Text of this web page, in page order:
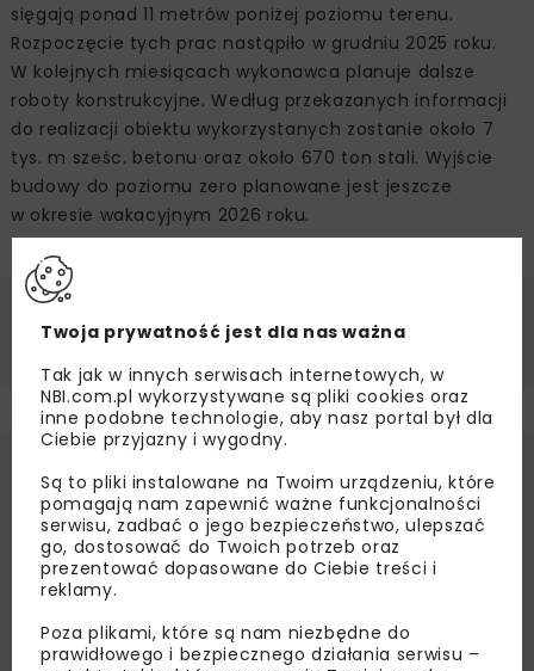
sięgają ponad 11 metrów poniżej poziomu terenu.
Rozpoczęcie tych prac nastąpiło w grudniu 2025 roku.
W kolejnych miesiącach wykonawca planuje dalsze
roboty konstrukcyjne. Według przekazanych informacji
do realizacji obiektu wykorzystanych zostanie około 7
tys. m sześc. betonu oraz około 670 ton stali. Wyjście
budowy do poziomu zero planowane jest jeszcze
w okresie wakacyjnym 2026 roku.
Źródło:PORR
Twoja prywatność jest dla nas ważna
Tak jak w innych serwisach internetowych, w
NBI.com.pl wykorzystywane są pliki cookies oraz
inne podobne technologie, aby nasz portal był dla
Ciebie przyjazny i wygodny.
Są to pliki instalowane na Twoim urządzeniu, które
pomagają nam zapewnić ważne funkcjonalności
serwisu, zadbać o jego bezpieczeństwo, ulepszać
go, dostosować do Twoich potrzeb oraz
prezentować dopasowane do Ciebie treści i
reklamy.
Poza plikami, które są nam niezbędne do
prawidłowego i bezpiecznego działania serwisu –